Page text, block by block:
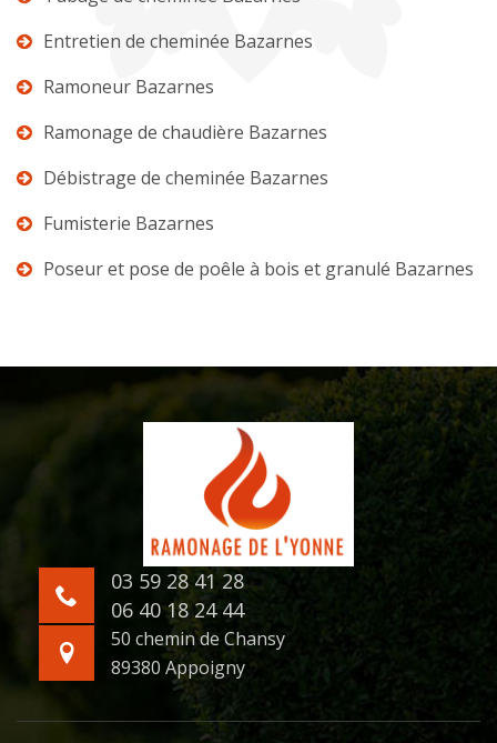
Entretien de cheminée Bazarnes
Ramoneur Bazarnes
Ramonage de chaudière Bazarnes
Débistrage de cheminée Bazarnes
Fumisterie Bazarnes
Poseur et pose de poêle à bois et granulé Bazarnes
03 59 28 41 28
06 40 18 24 44
50 chemin de Chansy
89380 Appoigny